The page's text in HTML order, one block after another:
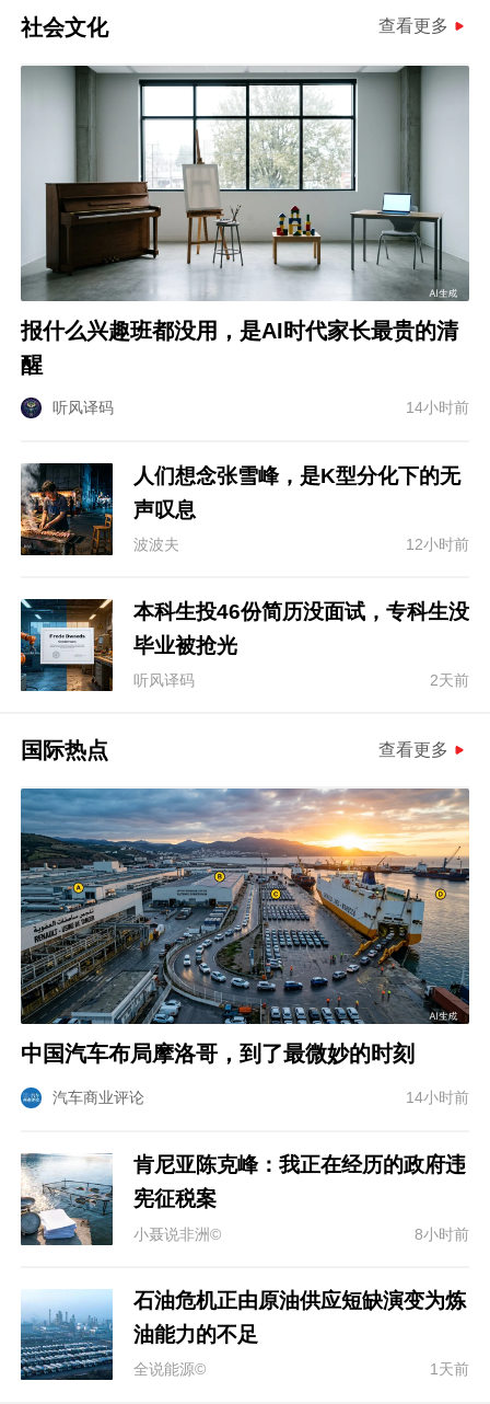
社会文化 查看更多
报什么兴趣班都没用，是AI时代家长最贵的清
醒
听风译码 14小时前
人们想念张雪峰，是K型分化下的无
声叹息
波波夫 12小时前
本科生投46份简历没面试，专科生没
毕业被抢光
听风译码 2天前
国际热点 查看更多
中国汽车布局摩洛哥，到了最微妙的时刻
汽车商业评论 14小时前
肯尼亚陈克峰：我正在经历的政府违
宪征税案
小聂说非洲© 8小时前
石油危机正由原油供应短缺演变为炼
油能力的不足
全说能源© 1天前